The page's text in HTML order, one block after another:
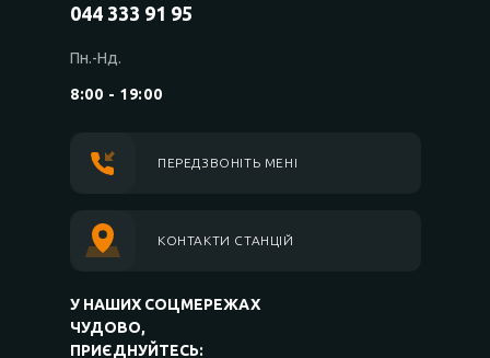
044 333 91 95
Пн.-Нд.
8:00 - 19:00
ПЕРЕДЗВОНІТЬ МЕНІ
КОНТАКТИ СТАНЦІЙ
У НАШИХ СОЦМЕРЕЖАХ
ЧУДОВО,
ПРИЄДНУЙТЕСЬ: